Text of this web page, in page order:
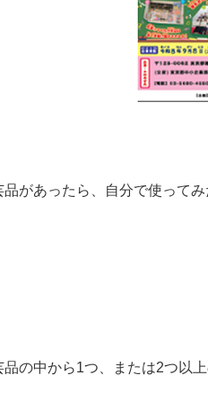
品があったら、自分で使ってみ
の中から1つ、または2つ以